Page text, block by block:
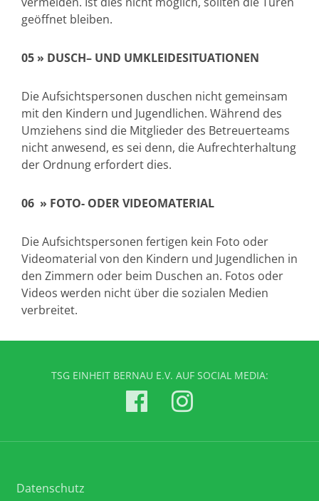
geöffnet bleiben.
05 » DUSCH– UND UMKLEIDESITUATIONEN
Die Aufsichtspersonen duschen nicht gemeinsam
mit den Kindern und Jugendlichen. Während des
Umziehens sind die Mitglieder des Betreuerteams
nicht anwesend, es sei denn, die Aufrechterhaltung
der Ordnung erfordert dies.
06 » FOTO- ODER VIDEOMATERIAL
Die Aufsichtspersonen fertigen kein Foto oder
Videomaterial von den Kindern und Jugendlichen in
den Zimmern oder beim Duschen an. Fotos oder
Videos werden nicht über die sozialen Medien
verbreitet.
TSG EINHEIT BERNAU E.V. AUF SOCIAL MEDIA:
Datenschutz